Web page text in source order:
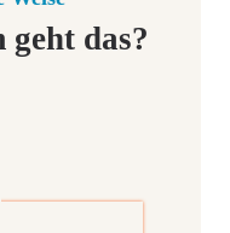
das?